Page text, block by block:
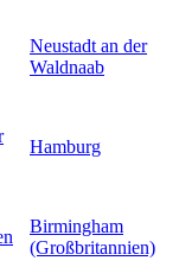
Neustadt an der
Waldnaab
Hamburg
Birmingham
(Großbritannien)